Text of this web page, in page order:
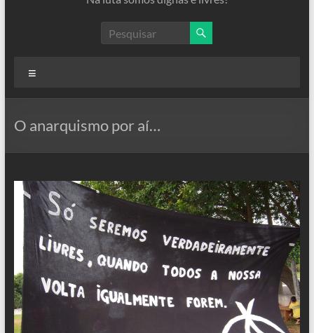
O anarquismo por aí…